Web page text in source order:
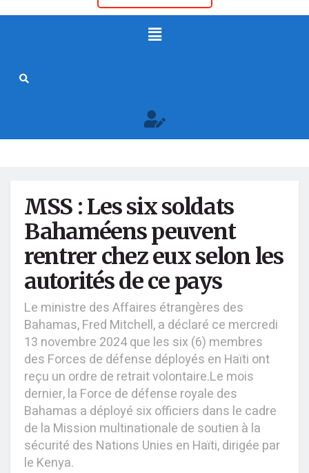
MSS : Les six soldats
Bahaméens peuvent
rentrer chez eux selon les
autorités de ce pays
Le ministre des Affaires étrangères des
Bahamas, Fred Mitchell, a déclaré ce mercredi
13 novembre 2024 que les six (6) membres
des Forces de défense déployés en Haïti ont
reçu un ordre de retrait volontaire.Le mois
dernier, la Force de défense royale des
Bahamas a déployé six officiers dans le cadre
de la Mission multinationale de soutien à la
sécurité des Nations Unies en Haïti, dirigée par
le Kenya.